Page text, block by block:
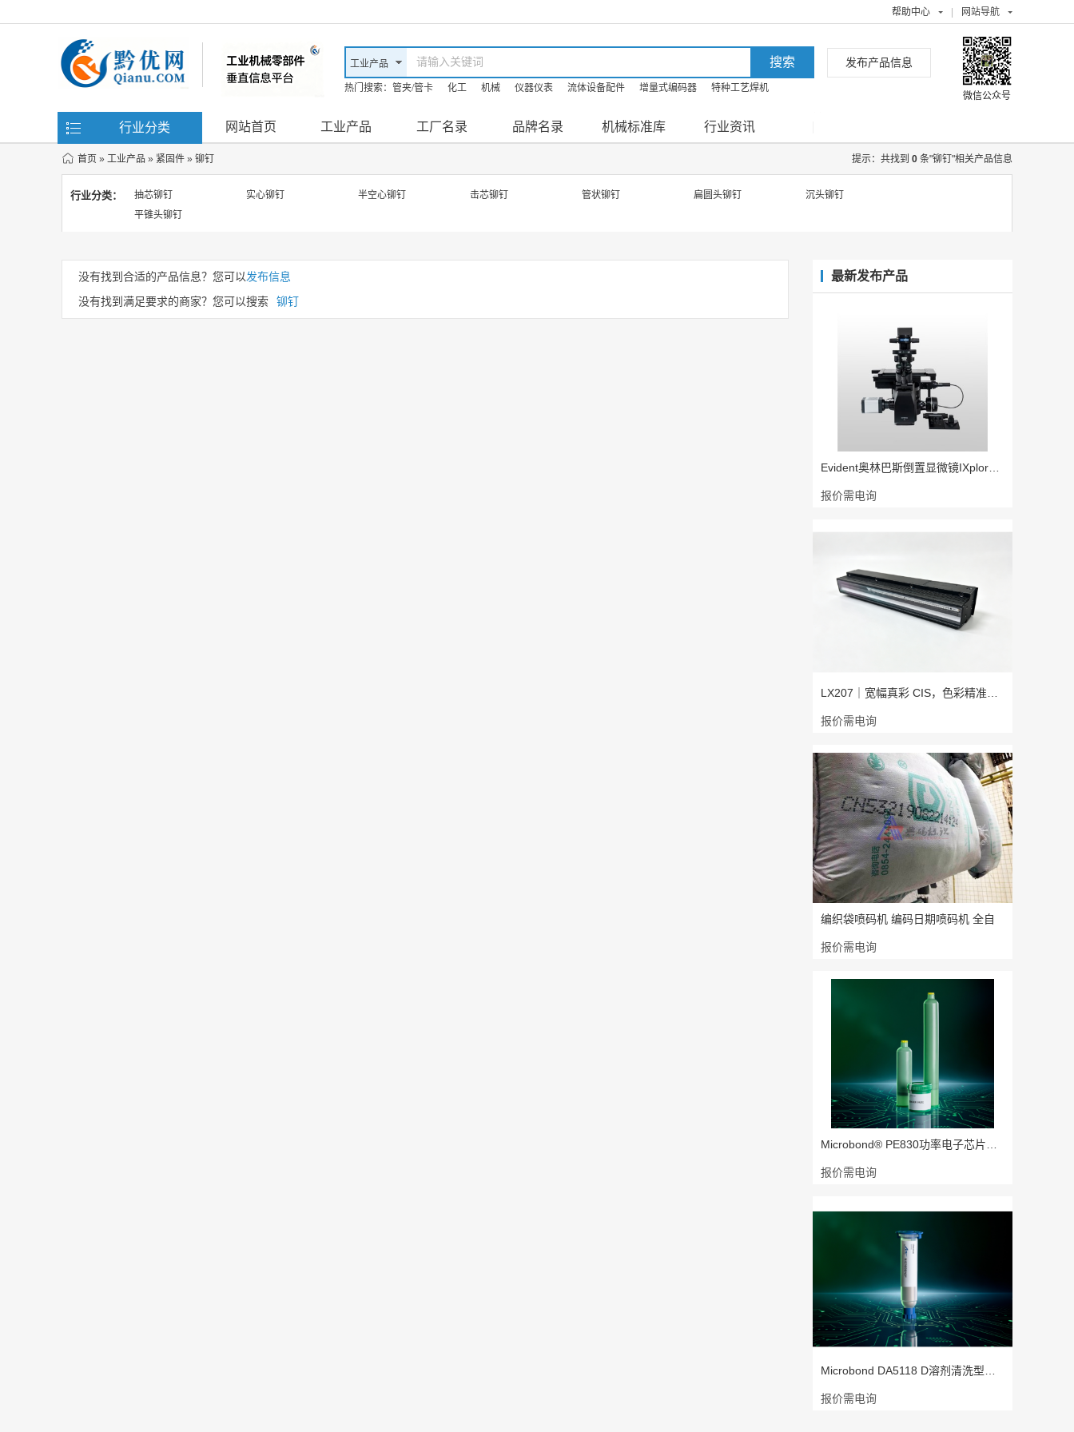
帮助中心 网站导航
热门搜索： 管夹/管卡 化工 机械 仪器仪表 流体设备配件 增量式编码器
特种工艺焊机
发布产品信息
微信公众号
行业分类 网站首页 工业产品 工厂名录 品牌名录 机械标准库 行业资讯
首页 » 工业产品 » 紧固件 » 铆钉 提示：共找到 0 条"铆钉"相关产品信息
行业分类： 抽芯铆钉 实心铆钉 半空心铆钉 击芯铆钉 管状铆钉 扁圆头铆钉
沉头铆钉
平锥头铆钉
没有找到合适的产品信息？您可以发布信息
没有找到满足要求的商家？您可以搜索 铆钉
最新发布产品
报价需电询
报价需电询
编织袋喷码机 编码日期喷码机 全自
报价需电询
报价需电询
报价需电询